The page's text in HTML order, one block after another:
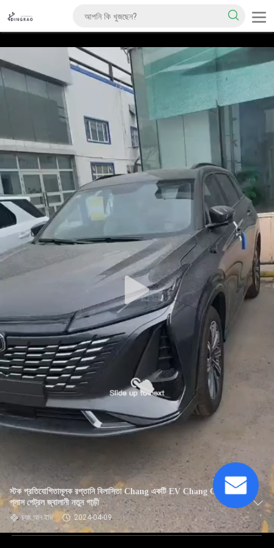
স্টক প্রতিযোগিতামূলক রপ্তানি বিলাসিতা Chang একটি EV Chang CS 75
প্লাস পেট্রল জ্বালানী নতুন গাড়ী
চ্যাং আন ইভি 2024-04-09